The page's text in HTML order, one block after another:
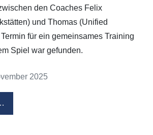
den Coaches Felix
und Thomas (Unified
für ein gemeinsames Training
Spiel war gefunden.
2025